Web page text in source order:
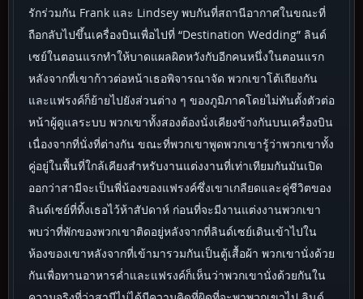
รักร่วมกัน Frank และ Lindsey พบกันที่สถานีอากาศในขณะที่
ถือกลับไปขึ้นเครื่องบินเพื่อไปที่ “Destination Wedding” ลินด์
เซย์ในตอนแรกทำให้บาดแผลผิดหวังกับอีกคนหนึ่งในตอนแรก
หลังจากที่เขาก้าวต่อหน้าเธอพิจารณาจัด พวกเขาโต้เถียงกัน
และแฟรงค์ก็ย้ายไปยังส่วนต่าง ๆ ของภูมิภาคโดยไม่ทันตั้งตัวต่อ
หน้าผู้ดูแลระบบ พวกเขาทั้งสองต้องนั่งเคียงข้างกันบนเครื่องบิน
เนื่องจากที่นั่งที่ต่างกัน ขณะที่พวกเขาพูดพวกเขารู้ว่าพวกเขาทั้ง
คู่อยู่ในพื้นที่ใกล้เคียงสำหรับงานแต่งงานที่เท่าเทียมกันมันเปิด
ออกว่าสามีจะเป็นพี่น้องของแฟรงค์ซึ่งเขาเกลียดและคู่ชีวิตของ
ลินด์เซย์ที่ทิ้งเธอไว้ห้าสัปดาห์ ก่อนที่จะมีงานแต่งงานพวกเขา
พบว่าที่พักของพวกเขาติดอยู่หลังจากที่ลินด์เซย์เดินเข้าไปใน
ห้องของเขาหลังจากที่เข้ามารวมกันเป็นตู้เสื้อผ้า พวกเขานั่งด้วย
กันเพื่อทานอาหารค่ำและแฟรงค์ก็เห็นว่าพวกเขานั่งด้วยกันใน